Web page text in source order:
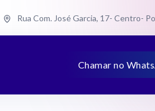
Rua Com. José Garcia, 17- Centro-
Chamar no